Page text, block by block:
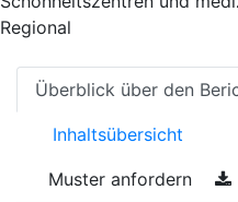
Regional
Überblick über den
Inhaltsübersicht
Muster anfordern